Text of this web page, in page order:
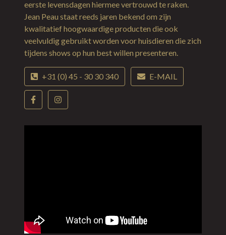
eerste levensdagen hiermee vertrouwd te raken.
Jean Peau staat reeds jaren bekend om zijn
kwalitatief hoogwaardige producten die ook
veelvuldig gebruikt worden voor huisdieren die zich
tijdens shows op hun best willen presenteren.
+31 (0) 45 - 30 30 340 E-MAIL